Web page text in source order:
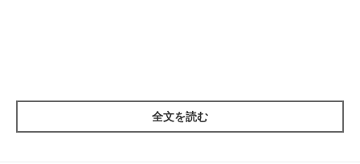
すが、飼い主の気持ちはあまり伝わりません(笑)
全文を読む